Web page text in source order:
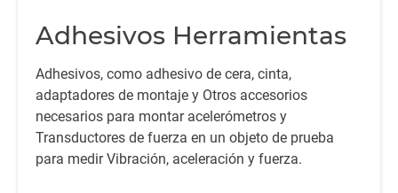
Adhesivos Herramientas
Adhesivos, como adhesivo de cera, cinta,
adaptadores de montaje y Otros accesorios
necesarios para montar acelerómetros y
Transductores de fuerza en un objeto de prueba
para medir Vibración, aceleración y fuerza.